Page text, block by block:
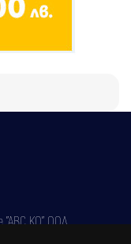
"АВС КО" ООД,